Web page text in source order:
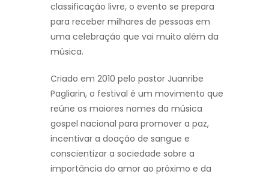
classificação livre, o evento se prepara
para receber milhares de pessoas em
uma celebração que vai muito além da
música.
Criado em 2010 pelo pastor Juanribe
Pagliarin, o festival é um movimento que
reúne os maiores nomes da música
gospel nacional para promover a paz,
incentivar a doação de sangue e
conscientizar a sociedade sobre a
importância do amor ao próximo e da